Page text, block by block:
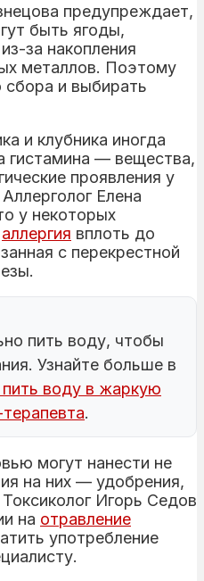
предупреждает,
быть ягоды,
за накопления
металлов. Поэтому
и выбирать
и клубника иногда
гистамина — вещества,
проявления у
Елена
у некоторых
аллергия вплоть до
с перекрестной
пить воду, чтобы
Узнайте больше в
пить воду в жаркую
.
могут нанести не
на них — удобрения,
Игорь Седов
на отравление
употребление